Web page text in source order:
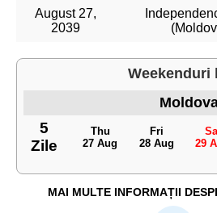
August 27,
2039
Weekenduri
5
Zile
Thu
27 Aug
Fri
28 Aug
29
MAI MULTE INFORMAȚII